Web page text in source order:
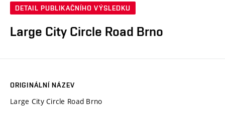
DETAIL PUBLIKAČNÍHO VÝSLEDKU
Large City Circle Road Brno
ORIGINÁLNÍ NÁZEV
Large City Circle Road Brno